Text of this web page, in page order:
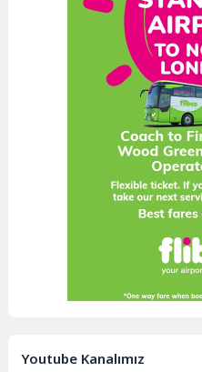
Youtube Kanalımız